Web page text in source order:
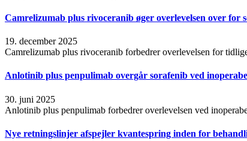
Camrelizumab plus rivoceranib øger overlevelsen over
19. december 2025
Camrelizumab plus rivoceranib forbedrer overlevelsen for
Anlotinib plus penpulimab overgår sorafenib ved
30. juni 2025
Anlotinib plus penpulimab forbedrer overlevelsen ved
Nye retningslinjer afspejler kvantespring inden for